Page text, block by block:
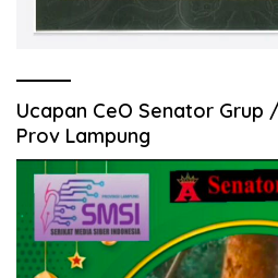
Ucapan CeO Senator Grup
Prov Lampung